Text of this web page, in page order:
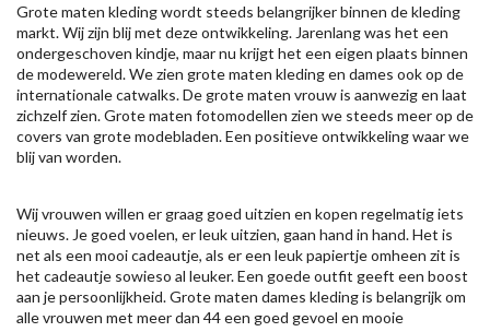
Grote maten kleding wordt steeds belangrijker binnen de kleding
markt. Wij zijn blij met deze ontwikkeling. Jarenlang was het een
ondergeschoven kindje, maar nu krijgt het een eigen plaats binnen
de modewereld. We zien grote maten kleding en dames ook op de
internationale catwalks. De grote maten vrouw is aanwezig en laat
zichzelf zien. Grote maten fotomodellen zien we steeds meer op de
covers van grote modebladen. Een positieve ontwikkeling waar we
blij van worden.
Wij vrouwen willen er graag goed uitzien en kopen regelmatig iets
nieuws. Je goed voelen, er leuk uitzien, gaan hand in hand. Het is
net als een mooi cadeautje, als er een leuk papiertje omheen zit is
het cadeautje sowieso al leuker. Een goede outfit geeft een boost
aan je persoonlijkheid. Grote maten dames kleding is belangrijk om
alle vrouwen met meer dan 44 een goed gevoel en mooie